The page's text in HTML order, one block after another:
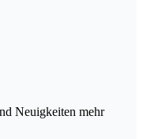
Neuigkeiten mehr